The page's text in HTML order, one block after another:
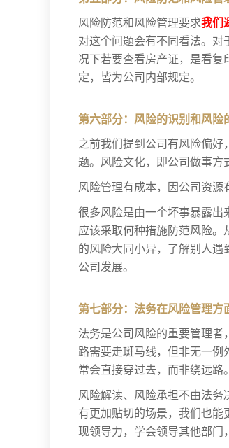
风险防范和风险管理要求我们
对这个问题会有不同看法。
况下若要查看房产证，是看复
定，皆为公司内部规定。
第六部分：风险的识别和风险
之前我们提到公司有风险偏好
题。风险文化，即公司做事方
风险管理有成本，因公司资源
很多风险是由一个坏事暴露出
应该采取何种措施防范风险。
的风险大同小异，了解别人
公司发展。
第七部分：法务在风险管理方
法务是公司风险的重要管理
路需要走斑马线，但非无一
常会直接穿过去，而非绕远路
风险解读、风险承担不由法
有更加贴切的场景，我们也
现领导力，学会领导其他部门